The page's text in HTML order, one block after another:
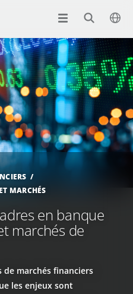
MARCHÉS
en banque
marchés de
de marchés financiers
les enjeux sont